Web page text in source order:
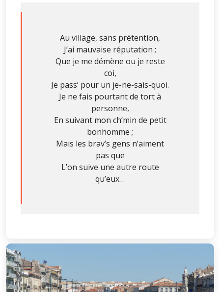
Au village, sans prétention,
J’ai mauvaise réputation ;
Que je me démène ou je reste
coi,
Je pass’ pour un je-ne-sais-quoi.
Je ne fais pourtant de tort à
personne,
En suivant mon ch’min de petit
bonhomme ;
Mais les brav’s gens n’aiment
pas que
L’on suive une autre route
qu’eux…